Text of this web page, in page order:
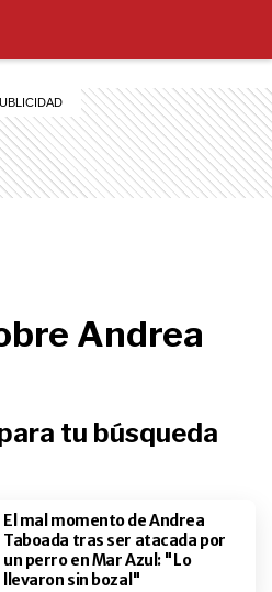
Andrea
tu búsqueda
El mal momento de Andrea
Taboada tras ser atacada por
un perro en Mar Azul: "Lo
llevaron sin bozal"